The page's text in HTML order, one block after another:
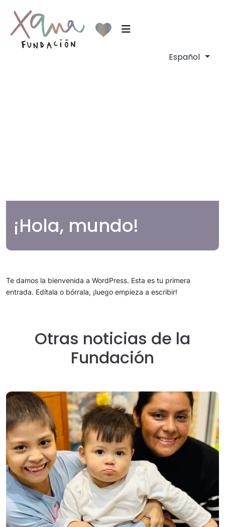
¡Hola, mundo!
Te damos la bienvenida a WordPress. Esta es tu primera
entrada. Edítala o bórrala, ¡luego empieza a escribir!
Otras noticias de la
Fundación